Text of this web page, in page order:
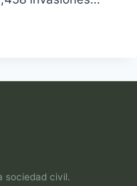
sociedad civil.